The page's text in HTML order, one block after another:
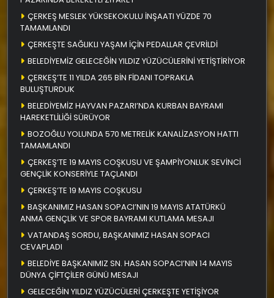
ÇERKEŞ MESLEK YÜKSEKOKULU İNŞAATI YÜZDE 70
TAMAMLANDI
ÇERKEŞTE SAĞLIKLI YAŞAM İÇİN PEDALLAR ÇEVRİLDİ
BELEDİYEMİZ GELECEĞİN YILDIZ YÜZÜCÜLERİNİ YETİŞTİRİYOR
ÇERKEŞ’TE 11 YILDA 265 BİN FİDANI TOPRAKLA
BULUŞTURDUK
BELEDİYEMİZ HAYVAN PAZARI’NDA KURBAN BAYRAMI
HAREKETLİLİĞİ SÜRÜYOR
BOZOĞLU YOLUNDA 570 METRELİK KANALİZASYON HATTI
TAMAMLANDI
ÇERKEŞ’TE 19 MAYIS COŞKUSU VE ŞAMPİYONLUK SEVİNCİ
GENÇLİK KONSERİYLE TAÇLANDI
ÇERKEŞ’TE 19 MAYIS COŞKUSU
BAŞKANIMIZ HASAN SOPACI’NIN 19 MAYIS ATATÜRKÜ
ANMA GENÇLİK VE SPOR BAYRAMI KUTLAMA MESAJI
VATANDAŞ SORDU, BAŞKANIMIZ HASAN SOPACI
CEVAPLADI
BELEDİYE BAŞKANIMIZ SN. HASAN SOPACI’NIN 14 MAYIS
DÜNYA ÇİFTÇİLER GÜNÜ MESAJI
GELECEĞİN YILDIZ YÜZÜCÜLERİ ÇERKEŞTE YETİŞİYOR